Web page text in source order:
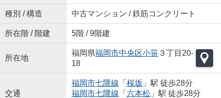
種別 / 構造 中古マンション / 鉄筋コンクリート
所在階 / 階建 5階 / 9階建
所在地
福岡県福岡市中央区小笹３丁目20-
18
交通
福岡市七隈線 「 桜坂 」駅 徒歩28分
福岡市七隈線 「 六本松」駅 徒歩28分